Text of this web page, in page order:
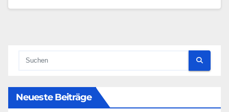
Neueste Beiträge